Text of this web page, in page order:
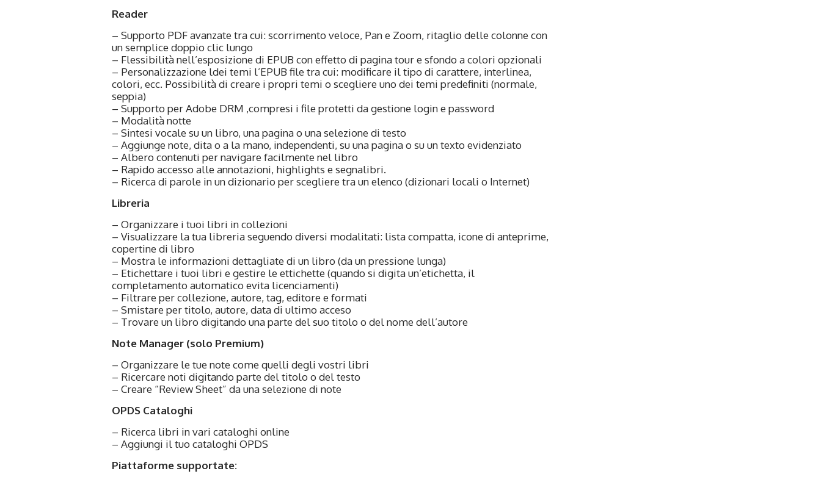
Reader
– Supporto PDF avanzate tra cui: scorrimento veloce, Pan e Zoom, ritaglio delle colonne con
un semplice doppio clic lungo
– Flessibilità nell’esposizione di EPUB con effetto di pagina tour e sfondo a colori opzionali
– Personalizzazione ldei temi l’EPUB file tra cui: modificare il tipo di carattere, interlinea,
colori, ecc. Possibilità di creare i propri temi o scegliere uno dei temi predefiniti (normale,
seppia)
– Supporto per Adobe DRM ,compresi i file protetti da gestione login e password
– Modalità notte
– Sintesi vocale su un libro, una pagina o una selezione di testo
– Aggiunge note, dita o a la mano, independenti, su una pagina o su un texto evidenziato
– Albero contenuti per navigare facilmente nel libro
– Rapido accesso alle annotazioni, highlights e segnalibri.
– Ricerca di parole in un dizionario per scegliere tra un elenco (dizionari locali o Internet)
Libreria
– Organizzare i tuoi libri in collezioni
– Visualizzare la tua libreria seguendo diversi modalitati: lista compatta, icone di anteprime,
copertine di libro
– Mostra le informazioni dettagliate di un libro (da un pressione lunga)
– Etichettare i tuoi libri e gestire le ettichette (quando si digita un’etichetta, il
completamento automatico evita licenciamenti)
– Filtrare per collezione, autore, tag, editore e formati
– Smistare per titolo, autore, data di ultimo acceso
– Trovare un libro digitando una parte del suo titolo o del nome dell’autore
Note Manager (solo Premium)
– Organizzare le tue note come quelli degli vostri libri
– Ricercare noti digitando parte del titolo o del testo
– Creare “Review Sheet” da una selezione di note
OPDS Cataloghi
– Ricerca libri in vari cataloghi online
– Aggiungi il tuo cataloghi OPDS
Piattaforme supportate: